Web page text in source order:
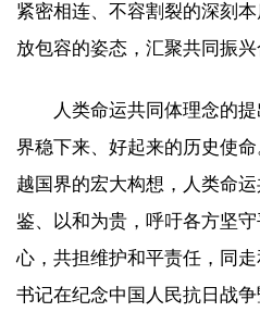
紧密相连、不容割裂的深刻
放包容的姿态，汇聚共同振兴
人类命运共同体理念的
界稳下来、好起来的历史使
越国界的宏大构想，人类命
鉴、以和为贵，呼吁各方坚
心，共担维护和平责任，同
书记在纪念中国人民抗日战